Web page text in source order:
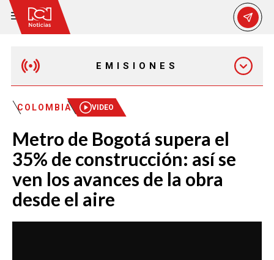
EMISIONES
EMISIÓN 12:30 PM
EMISIÓN 7:00 PM
COLOMBIA VIDEO
Metro de Bogotá supera el
35% de construcción: así se
ven los avances de la obra
desde el aire